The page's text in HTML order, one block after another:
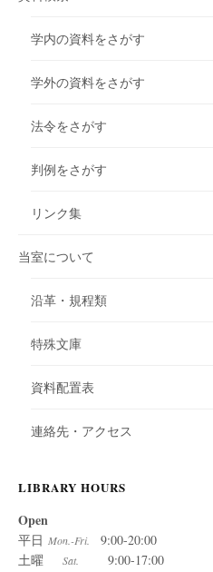
学内の資料をさがす
学外の資料をさがす
法令をさがす
判例をさがす
リンク集
当室について
沿革・規程類
特殊文庫
資料配置表
連絡先・アクセス
LIBRARY HOURS
Open
平日 Mon.-Fri. 9:00-20:00
土曜 Sat. 9:00-17:00